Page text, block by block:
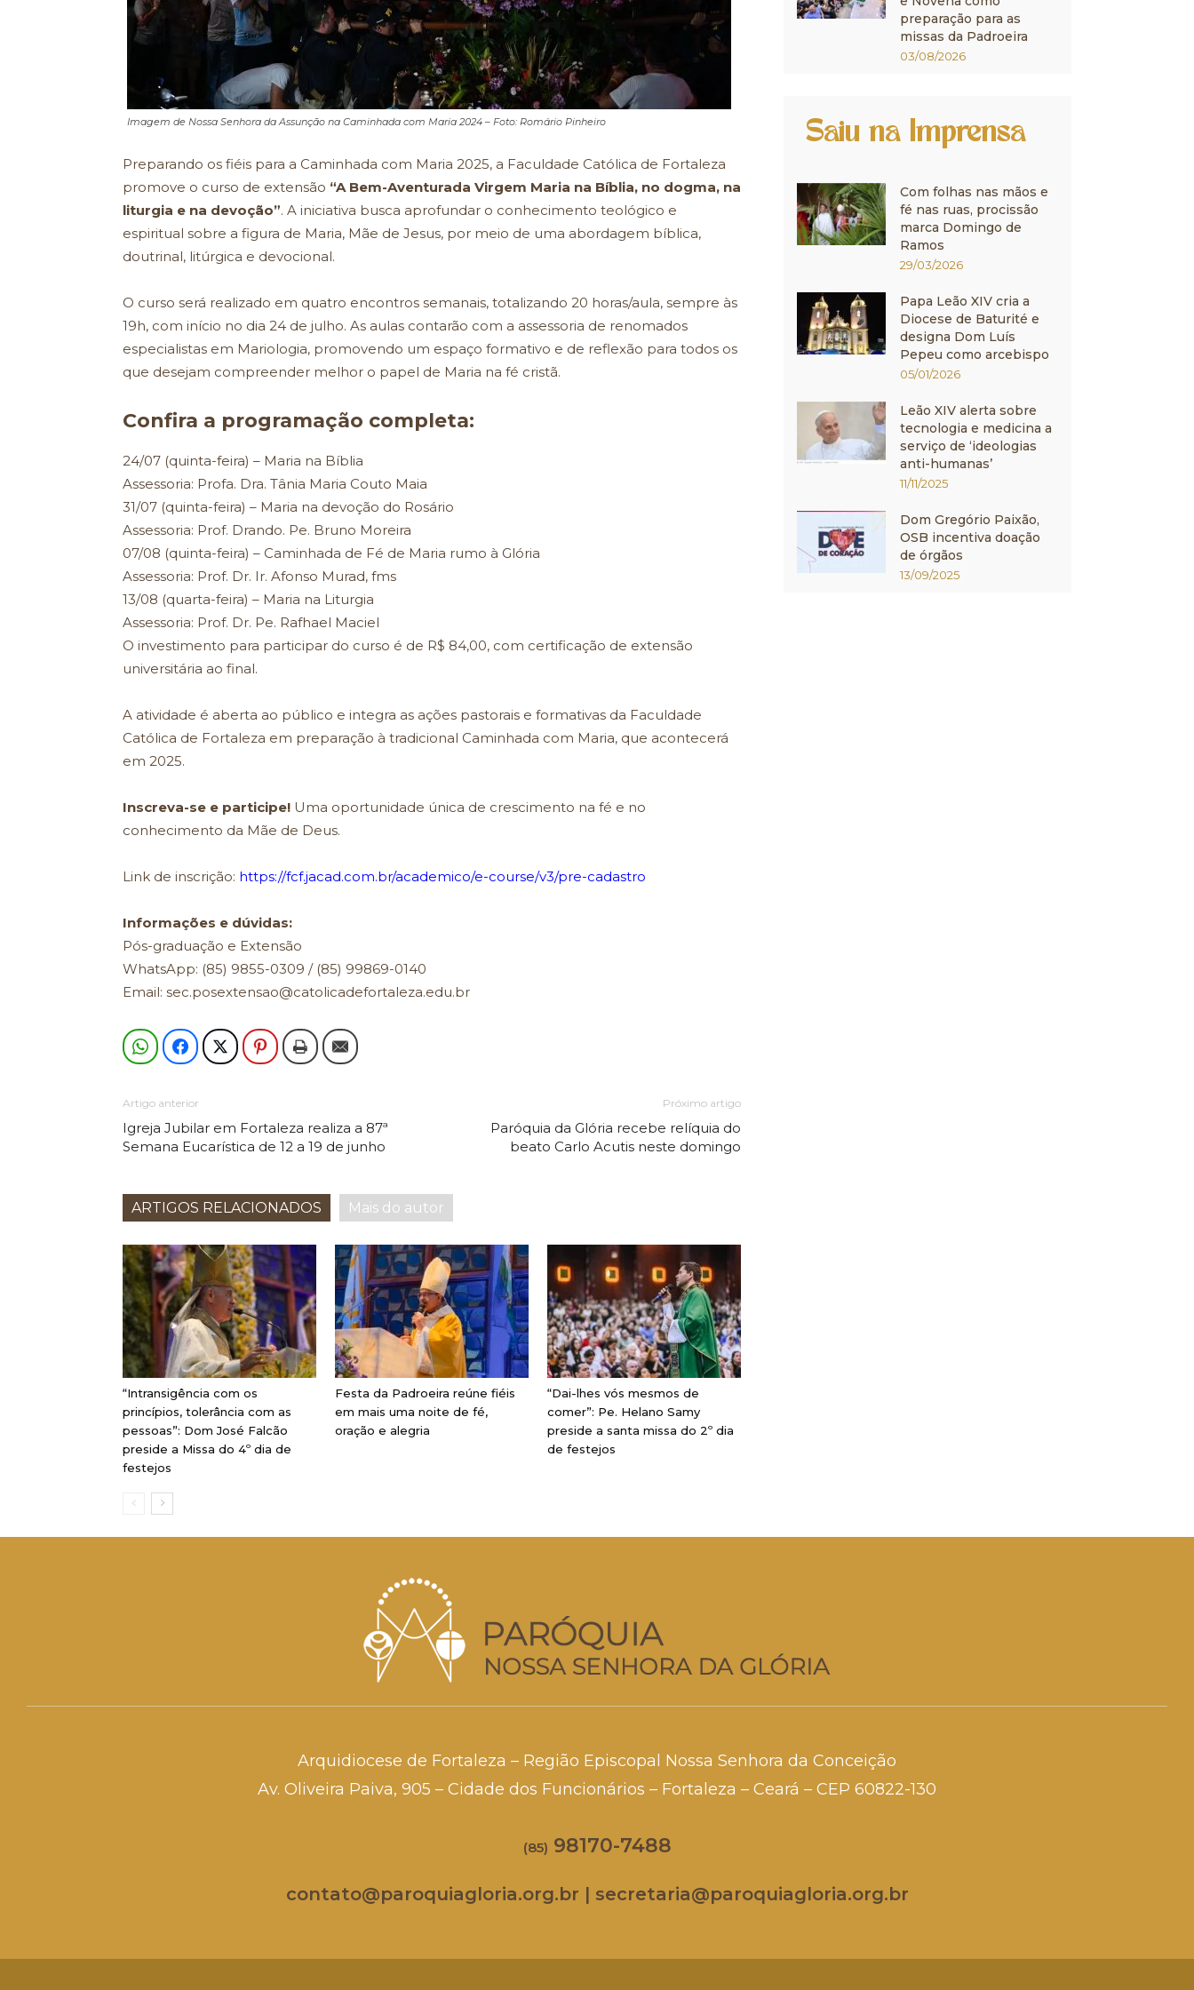
Imagem de Nossa Senhora da Assunção na Caminhada com Maria 2024 – Foto: Romário Pinheiro
Preparando os fiéis para a Caminhada com Maria 2025, a Faculdade Católica de Fortaleza
promove o curso de extensão “A Bem-Aventurada Virgem Maria na Bíblia, no dogma, na
liturgia e na devoção”. A iniciativa busca aprofundar o conhecimento teológico e
espiritual sobre a figura de Maria, Mãe de Jesus, por meio de uma abordagem bíblica,
doutrinal, litúrgica e devocional.
O curso será realizado em quatro encontros semanais, totalizando 20 horas/aula, sempre às
19h, com início no dia 24 de julho. As aulas contarão com a assessoria de renomados
especialistas em Mariologia, promovendo um espaço formativo e de reflexão para todos os
que desejam compreender melhor o papel de Maria na fé cristã.
Confira a programação completa:
24/07 (quinta-feira) – Maria na Bíblia
Assessoria: Profa. Dra. Tânia Maria Couto Maia
31/07 (quinta-feira) – Maria na devoção do Rosário
Assessoria: Prof. Drando. Pe. Bruno Moreira
07/08 (quinta-feira) – Caminhada de Fé de Maria rumo à Glória
Assessoria: Prof. Dr. Ir. Afonso Murad, fms
13/08 (quarta-feira) – Maria na Liturgia
Assessoria: Prof. Dr. Pe. Rafhael Maciel
O investimento para participar do curso é de R$ 84,00, com certificação de extensão
universitária ao final.
A atividade é aberta ao público e integra as ações pastorais e formativas da Faculdade
Católica de Fortaleza em preparação à tradicional Caminhada com Maria, que acontecerá
em 2025.
Inscreva-se e participe! Uma oportunidade única de crescimento na fé e no
conhecimento da Mãe de Deus.
Link de inscrição: https://fcf.jacad.com.br/academico/e-course/v3/pre-cadastro
Informações e dúvidas:
Pós-graduação e Extensão
WhatsApp: (85) 9855-0309 / (85) 99869-0140
Email: sec.posextensao@catolicadefortaleza.edu.br
Artigo anterior
Igreja Jubilar em Fortaleza realiza a 87ª
Semana Eucarística de 12 a 19 de junho
Próximo artigo
Paróquia da Glória recebe relíquia do
beato Carlo Acutis neste domingo
ARTIGOS RELACIONADOS Mais do autor
“Intransigência com os
princípios, tolerância com as
pessoas”: Dom José Falcão
preside a Missa do 4º dia de
festejos
Festa da Padroeira reúne fiéis
em mais uma noite de fé,
oração e alegria
“Dai-lhes vós mesmos de
comer”: Pe. Helano Samy
preside a santa missa do 2º dia
de festejos
preparação para as
missas da Padroeira
03/08/2026
Saiu na Imprensa
Com folhas nas mãos e
fé nas ruas, procissão
marca Domingo de
Ramos
29/03/2026
Papa Leão XIV cria a
Diocese de Baturité e
designa Dom Luís
Pepeu como arcebispo
05/01/2026
Leão XIV alerta sobre
tecnologia e medicina a
serviço de ‘ideologias
anti-humanas’
11/11/2025
Dom Gregório Paixão,
OSB incentiva doação
de órgãos
13/09/2025
Arquidiocese de Fortaleza – Região Episcopal Nossa Senhora da Conceição
Av. Oliveira Paiva, 905 – Cidade dos Funcionários – Fortaleza – Ceará – CEP 60822-130
(85) 98170-7488
contato@paroquiagloria.org.br | secretaria@paroquiagloria.org.br